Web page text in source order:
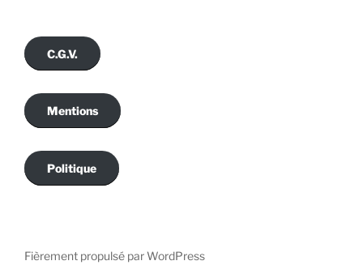
C.G.V.
Mentions
Politique
Fièrement propulsé par WordPress